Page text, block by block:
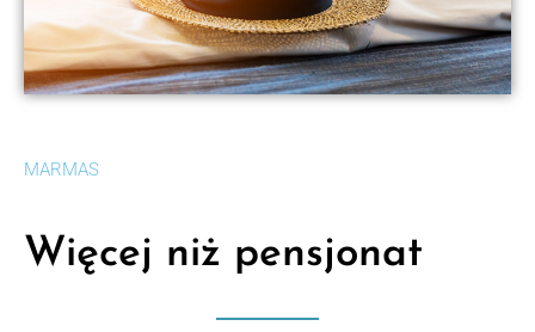
MARMAS
Więcej niż pensjonat